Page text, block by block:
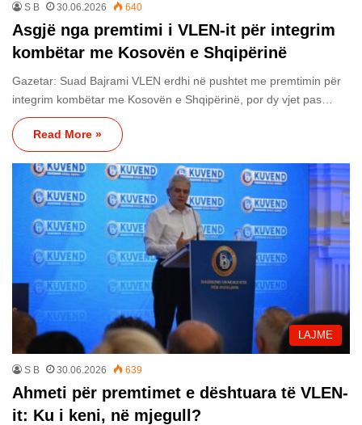
S B 30.06.2026 640
Asgjë nga premtimi i VLEN-it për integrim
kombëtar me Kosovën e Shqipërinë
Gazetar: Suad Bajrami VLEN erdhi në pushtet me premtimin për
integrim kombëtar me Kosovën e Shqipërinë, por dy vjet pas…
Read More »
LAJME
S B 30.06.2026 639
Ahmeti për premtimet e dështuara të VLEN-
it: Ku i keni, në mjegull?